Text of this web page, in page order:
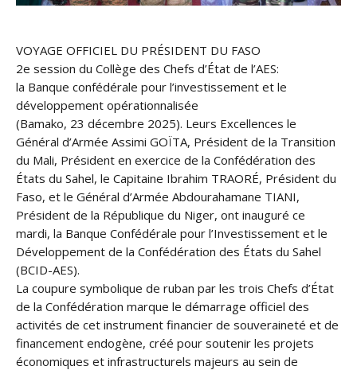
VOYAGE OFFICIEL DU PRÉSIDENT DU FASO
2e session du Collège des Chefs d’État de l’AES:
la Banque confédérale pour l’investissement et le
développement opérationnalisée
(Bamako, 23 décembre 2025). Leurs Excellences le
Général d’Armée Assimi GOÏTA, Président de la Transition
du Mali, Président en exercice de la Confédération des
États du Sahel, le Capitaine Ibrahim TRAORÉ, Président du
Faso, et le Général d’Armée Abdourahamane TIANI,
Président de la République du Niger, ont inauguré ce
mardi, la Banque Confédérale pour l’Investissement et le
Développement de la Confédération des États du Sahel
(BCID-AES).
La coupure symbolique de ruban par les trois Chefs d’État
de la Confédération marque le démarrage officiel des
activités de cet instrument financier de souveraineté et de
financement endogène, créé pour soutenir les projets
économiques et infrastructurels majeurs au sein de